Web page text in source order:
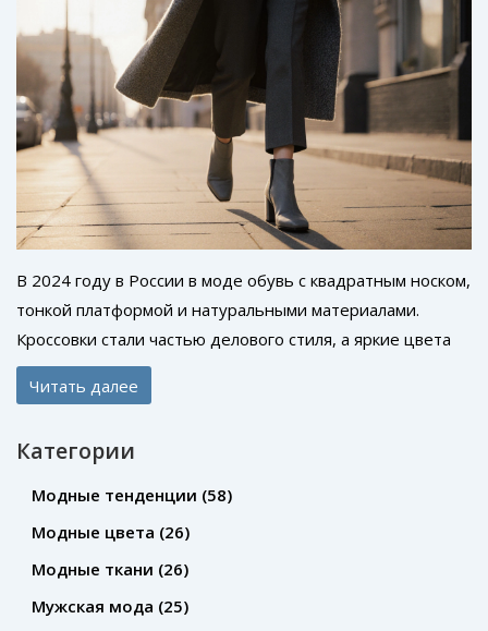
В 2024 году в России в моде обувь с квадратным носком,
тонкой платформой и натуральными материалами.
Кроссовки стали частью делового стиля, а яркие цвета
уступили место минимализму. Главное - комфорт и
качество.
Читать далее
Категории
Модные тенденции (58)
Модные цвета (26)
Модные ткани (26)
Мужская мода (25)